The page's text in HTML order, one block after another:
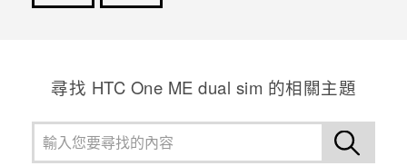
尋找 HTC One ME dual sim 的相關主題